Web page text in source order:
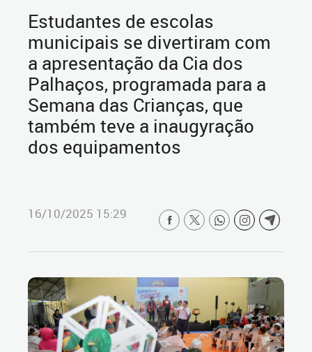
Estudantes de escolas
municipais se divertiram com
a apresentação da Cia dos
Palhaços, programada para a
Semana das Crianças, que
também teve a inaugyração
dos equipamentos
16/10/2025 15:29